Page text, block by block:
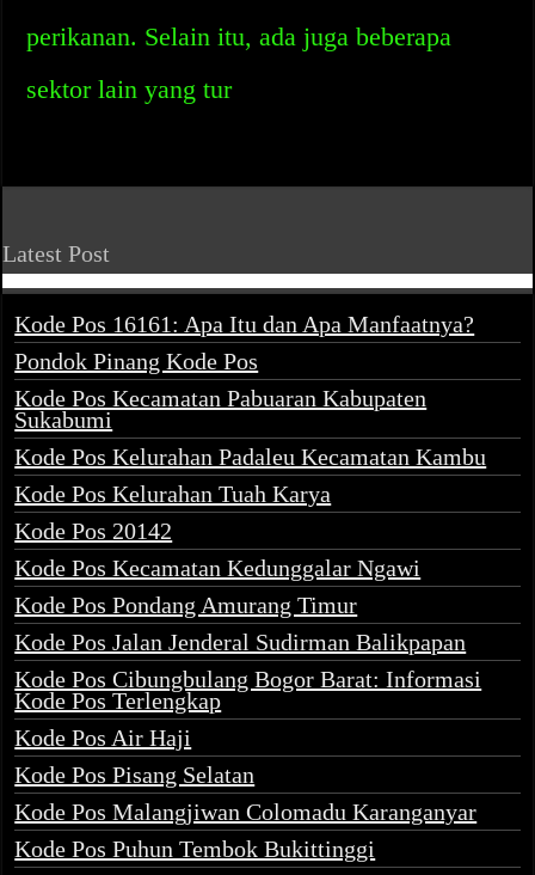
perikanan. Selain itu, ada juga beberapa
sektor lain yang tur
Latest Post
Kode Pos 16161: Apa Itu dan Apa Manfaatnya?
Pondok Pinang Kode Pos
Kode Pos Kecamatan Pabuaran Kabupaten
Sukabumi
Kode Pos Kelurahan Padaleu Kecamatan Kambu
Kode Pos Kelurahan Tuah Karya
Kode Pos 20142
Kode Pos Kecamatan Kedunggalar Ngawi
Kode Pos Pondang Amurang Timur
Kode Pos Jalan Jenderal Sudirman Balikpapan
Kode Pos Cibungbulang Bogor Barat: Informasi
Kode Pos Terlengkap
Kode Pos Air Haji
Kode Pos Pisang Selatan
Kode Pos Malangjiwan Colomadu Karanganyar
Kode Pos Puhun Tembok Bukittinggi